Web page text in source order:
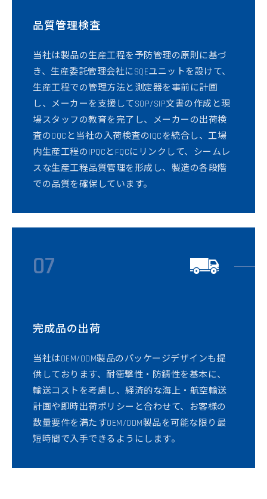
品質管理検査
当社は製品の生産工程を予防管理の原則に基づ
き、生産委託管理会社にSQEユニットを設けて、
生産工程での管理方法と測定器を事前に計画
し、メーカーを支援してSOP/SIP文書の作成と現
場スタッフの教育を完了し、メーカーの出荷検
査のOQCと当社の入荷検査のIQCを統合し、工場
内生産工程のIPQCとFQCにリンクして、シームレ
スな生産工程品質管理を形成し、製造の各段階
での品質を確保しています。
07
完成品の出荷
当社はOEM/ODM製品のパッケージデザインも提
供しております、耐衝撃性・防錆性を基本に、
輸送コストを考慮し、経済的な海上・航空輸送
計画や即時出荷ポリシーと合わせて、お客様の
数量要件を満たすOEM/ODM製品を可能な限り最
短時間で入手できるようにします。